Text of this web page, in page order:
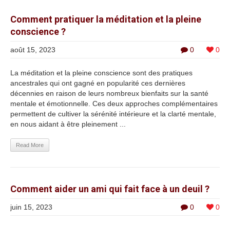
Comment pratiquer la méditation et la pleine
conscience ?
0 0
août 15, 2023
La méditation et la pleine conscience sont des pratiques
ancestrales qui ont gagné en popularité ces dernières
décennies en raison de leurs nombreux bienfaits sur la santé
mentale et émotionnelle. Ces deux approches complémentaires
permettent de cultiver la sérénité intérieure et la clarté mentale,
en nous aidant à être pleinement ...
Read More
Comment aider un ami qui fait face à un deuil ?
0 0
juin 15, 2023